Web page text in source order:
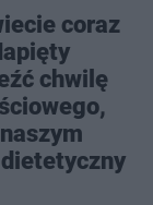
coraz
chwilę